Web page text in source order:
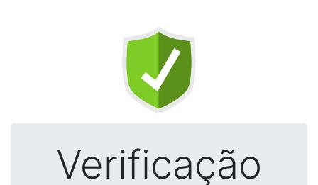
Verificação